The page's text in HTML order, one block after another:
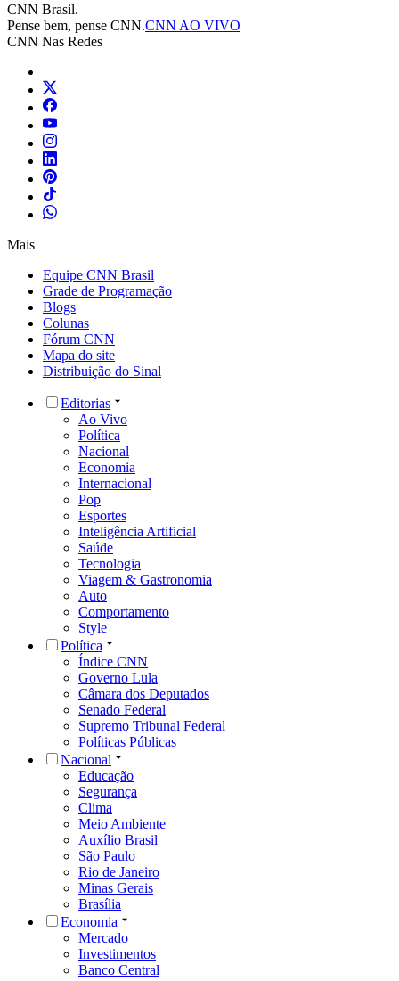
CNN Brasil.
Pense bem, pense CNN.CNN AO VIVO
CNN Nas Redes
Mais
Equipe CNN Brasil
Grade de Programação
Blogs
Colunas
Fórum CNN
Mapa do site
Distribuição do Sinal
Editorias
Ao Vivo
Política
Nacional
Economia
Internacional
Pop
Esportes
Inteligência Artificial
Saúde
Tecnologia
Viagem & Gastronomia
Auto
Comportamento
Style
Política
Índice CNN
Governo Lula
Câmara dos Deputados
Senado Federal
Supremo Tribunal Federal
Políticas Públicas
Nacional
Educação
Segurança
Clima
Meio Ambiente
Auxílio Brasil
São Paulo
Rio de Janeiro
Minas Gerais
Brasília
Economia
Mercado
Investimentos
Banco Central